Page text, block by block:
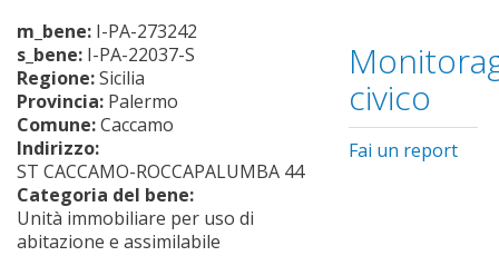
m_bene: I-PA-273242
s_bene: I-PA-22037-S
Regione:Sicilia
Provincia: Palermo
Comune:Caccamo
Indirizzo:
ST CACCAMO-ROCCAPALUMBA 44
Categoria del bene:
Unità immobiliare per uso di
abitazione e assimilabile
civico
Fai un report